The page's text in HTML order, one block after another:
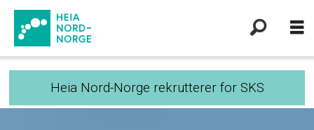
Heia Nord-Norge rekrutterer for SKS